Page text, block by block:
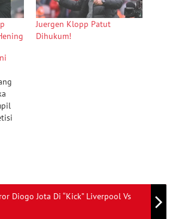
Juergen Klopp Patut
Dihukum!
Diogo Jota Di “Kick” Liverpool Vs